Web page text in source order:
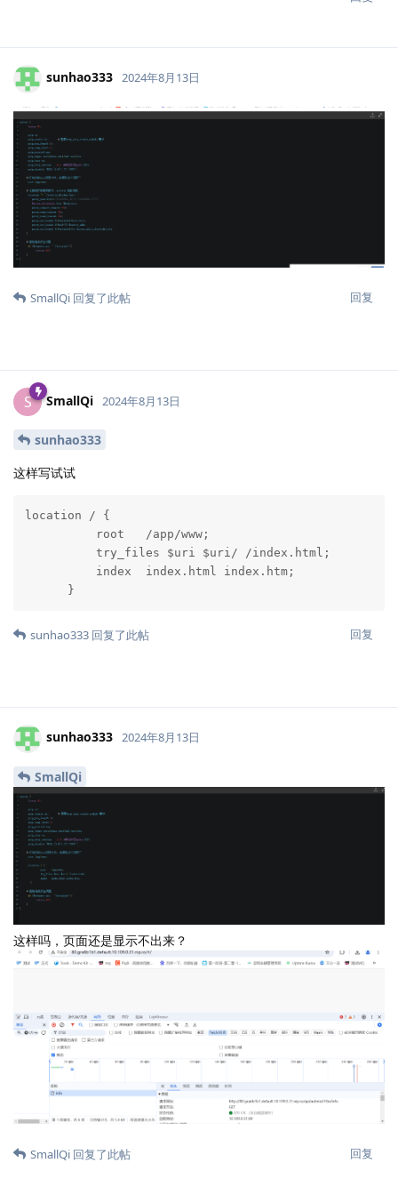
sunhao333 2024年8月13日
回复
SmallQi 回复了此帖
S SmallQi 2024年8月13日
sunhao333
这样写试试
location / {
          root   /app/www;
          try_files $uri $uri/ /index.html;
          index  index.html index.htm;
      }
回复
sunhao333 回复了此帖
sunhao333 2024年8月13日
SmallQi
这样吗，页面还是显示不出来？
回复
SmallQi 回复了此帖